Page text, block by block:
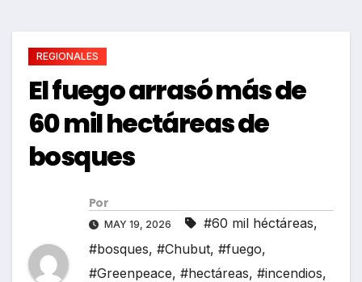
REGIONALES
El fuego arrasó más de
60 mil hectáreas de
bosques
Por
MAY 19, 2026 #60 mil héctáreas,
#bosques, #Chubut, #fuego,
#Greenpeace, #hectáreas, #incendios,